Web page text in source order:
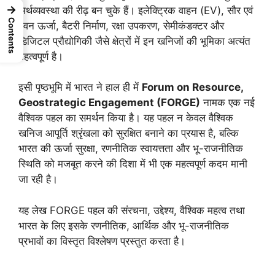
अर्थव्यवस्था की रीढ़ बन चुके हैं। इलेक्ट्रिक वाहन (EV), सौर एवं
पवन ऊर्जा, बैटरी निर्माण, रक्षा उपकरण, सेमीकंडक्टर और
डिजिटल प्रौद्योगिकी जैसे क्षेत्रों में इन खनिजों की भूमिका अत्यंत
महत्वपूर्ण है।
इसी पृष्ठभूमि में भारत ने हाल ही में Forum on Resource,
Geostrategic Engagement (FORGE) नामक एक नई
वैश्विक पहल का समर्थन किया है। यह पहल न केवल वैश्विक
खनिज आपूर्ति श्रृंखला को सुरक्षित बनाने का प्रयास है, बल्कि
भारत की ऊर्जा सुरक्षा, रणनीतिक स्वायत्तता और भू-राजनीतिक
स्थिति को मजबूत करने की दिशा में भी एक महत्वपूर्ण कदम मानी
जा रही है।
यह लेख FORGE पहल की संरचना, उद्देश्य, वैश्विक महत्व तथा
भारत के लिए इसके रणनीतिक, आर्थिक और भू-राजनीतिक
प्रभावों का विस्तृत विश्लेषण प्रस्तुत करता है।
→
Contents